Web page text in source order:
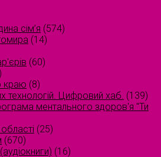
сім’я (574)
(14)
(60)
краю (8)
технологій. Цифровий хаб. (139)
ментального здоров'я "Ти
області (25)
(670)
(16)